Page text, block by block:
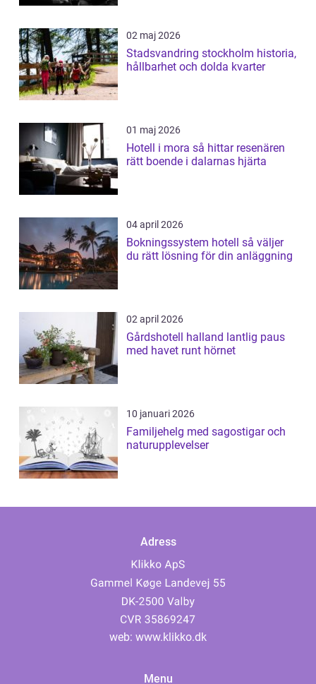
02 maj 2026
Stadsvandring stockholm historia,
hållbarhet och dolda kvarter
01 maj 2026
Hotell i mora så hittar resenären
rätt boende i dalarnas hjärta
04 april 2026
Bokningssystem hotell så väljer
du rätt lösning för din anläggning
02 april 2026
Gårdshotell halland lantlig paus
med havet runt hörnet
10 januari 2026
Familjehelg med sagostigar och
naturupplevelser
Adress
web: www.klikko.dk
Menu